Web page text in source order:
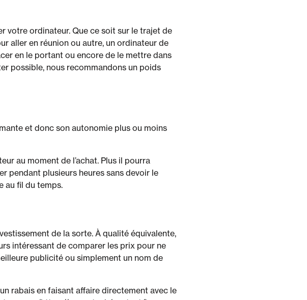
votre ordinateur. Que ce soit sur le trajet de
aller en réunion ou autre, un ordinateur de
en le portant ou encore de le mettre dans
possible, nous recommandons un poids
et donc son autonomie plus ou moins
au moment de l’achat. Plus il pourra
pendant plusieurs heures sans devoir le
au fil du temps.
de la sorte. À qualité équivalente,
intéressant de comparer les prix pour ne
publicité ou simplement un nom de
rabais en faisant affaire directement avec le